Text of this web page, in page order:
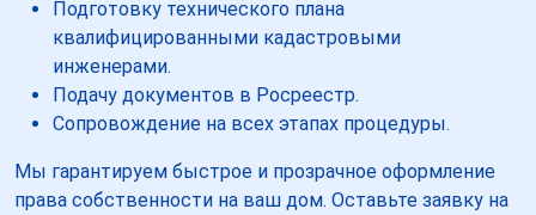
Подготовку технического плана
квалифицированными кадастровыми
инженерами.
Подачу документов в Росреестр.
Сопровождение на всех этапах процедуры.
Мы гарантируем быстрое и прозрачное оформление
права собственности на ваш дом. Оставьте заявку на